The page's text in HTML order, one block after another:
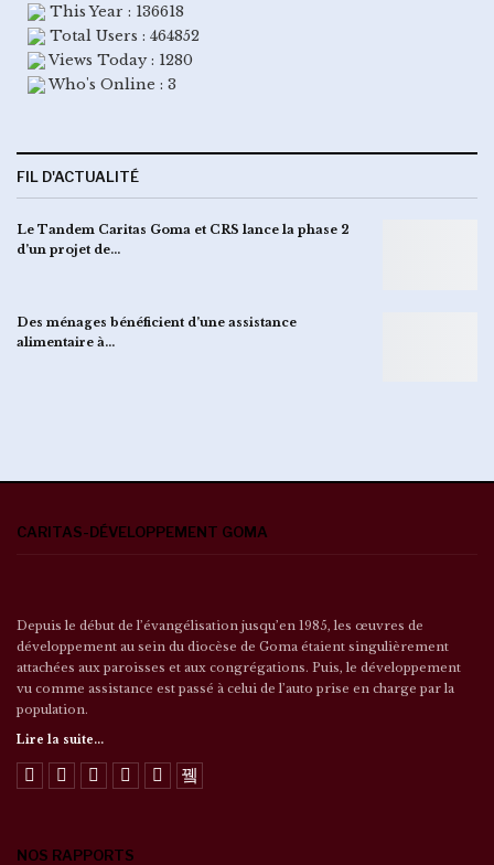
This Year : 136618
Total Users : 464852
Views Today : 1280
Who's Online : 3
FIL D'ACTUALITÉ
Le Tandem Caritas Goma et CRS lance la phase 2
d’un projet de…
Des ménages bénéficient d’une assistance
alimentaire à…
CARITAS-DÉVELOPPEMENT GOMA
Depuis le début de l’évangélisation jusqu’en 1985, les œuvres de
développement au sein du diocèse de Goma étaient singulièrement
attachées aux paroisses et aux congrégations. Puis, le développement
vu comme assistance est passé à celui de l’auto prise en charge par la
population.
Lire la suite...
NOS RAPPORTS